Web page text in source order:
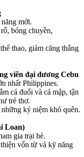
mới.
bóng chuyền,
thao, giảm căng thẳng
viên đại dương Cebu
nhất Philippines.
cá đuối và cá mập, tận
trẻ thơ.
kỷ niệm khó quên.
Loan)
gia trại hè.
vốn từ và kỹ năng